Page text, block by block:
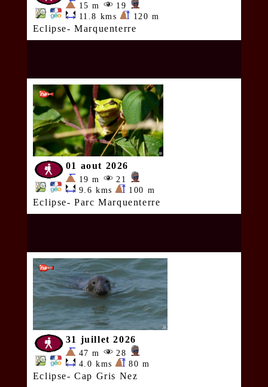
15 m
19
11.8 kms
120 m
Eclipse- Marquenterre
01 aout 2026
19 m
21
9.6 kms
100 m
Eclipse- Parc Marquenterre
31 juillet 2026
47 m
28
4.0 kms
80 m
Eclipse- Cap Gris Nez